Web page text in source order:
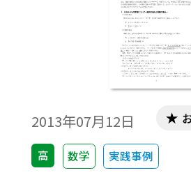
た。※文中の数式は，「
タ」で作成されています。
を正しく表示するためには
ディタ」が導入されている
無償ダウンロードはこちら
ードのご案内
2013年07月12日
高 数学 実践事例